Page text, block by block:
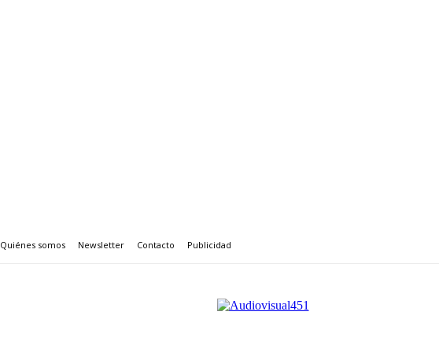
Quiénes somos Newsletter Contacto Publicidad